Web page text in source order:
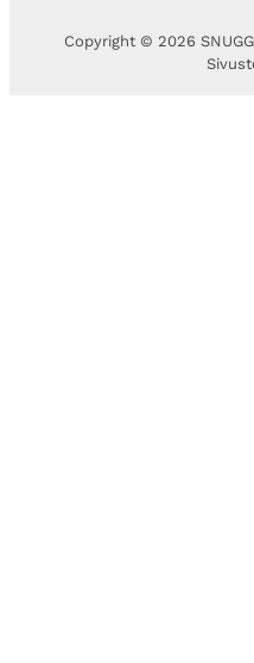
Copyright © 2026